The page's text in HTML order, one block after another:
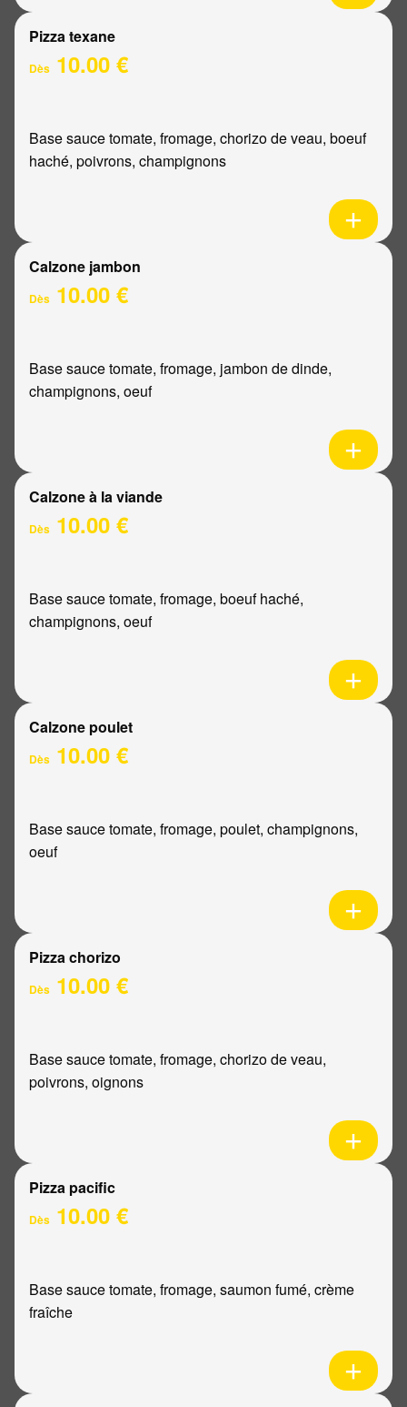
Pizza texane
Dès 10.00 €
Base sauce tomate, fromage, chorizo de veau, boeuf
haché, poivrons, champignons
Calzone jambon
Dès 10.00 €
Base sauce tomate, fromage, jambon de dinde,
champignons, oeuf
Calzone à la viande
Dès 10.00 €
Base sauce tomate, fromage, boeuf haché,
champignons, oeuf
Calzone poulet
Dès 10.00 €
Base sauce tomate, fromage, poulet, champignons,
oeuf
Pizza chorizo
Dès 10.00 €
Base sauce tomate, fromage, chorizo de veau,
poivrons, oignons
Pizza pacific
Dès 10.00 €
Base sauce tomate, fromage, saumon fumé, crème
fraîche